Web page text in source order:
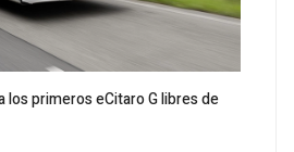
los primeros eCitaro G libres de